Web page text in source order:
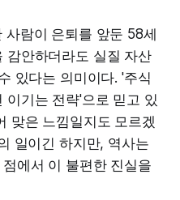
람이 은퇴를 앞둔 58세
감안하더라도 실질 자산
있다는 의미이다. '주식
이기는 전략'으로 믿고 있
맞은 느낌일지도 모르겠
일이긴 하지만, 역사는
에서 이 불편한 진실을